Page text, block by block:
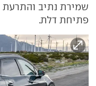
שמירת נתיב
פתיחת דלת.